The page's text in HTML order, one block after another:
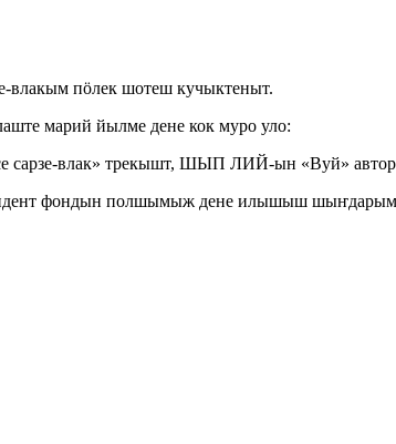
влакым пӧлек шотеш кучыктеныт.
марий йылме дене кок муро уло:
сарзе-влак» трекышт, ШЫП ЛИЙ-ын «Вуй»
фондын полшымыж дене илышыш